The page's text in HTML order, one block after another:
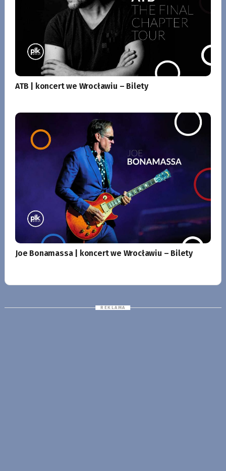
ATB | koncert we Wrocławiu – Bilety
Joe Bonamassa | koncert we Wrocławiu – Bilety